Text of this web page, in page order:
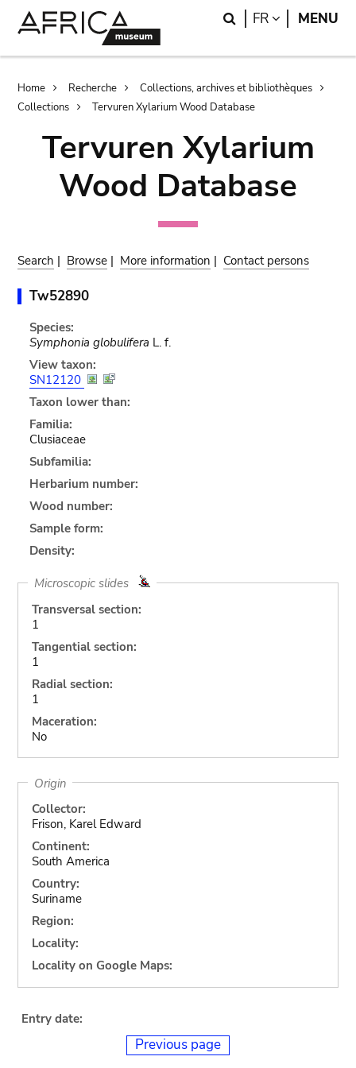
Search
FR LANGUAGE
MENU
Breadcrumb
Home Recherche
Collections, archives et bibliothèques
Collections
Tervuren Xylarium Wood Database
Tervuren Xylarium
Wood Database
Search | Browse | More information | Contact persons
Tw52890
Species:
Symphonia globulifera L. f.
View taxon:
SN12120
Taxon lower than:
Familia:
Clusiaceae
Subfamilia:
Herbarium number:
Wood number:
Sample form:
Density:
Microscopic slides
Transversal section:
1
Tangential section:
1
Radial section:
1
Maceration:
No
Origin
Collector:
Frison, Karel Edward
Continent:
South America
Country:
Suriname
Region:
Locality:
Locality on Google Maps:
Entry date:
Previous page